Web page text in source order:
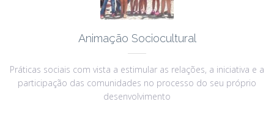
Animação Sociocultural
Práticas sociais com vista a estimular as relações, a iniciativa e a
participação das comunidades no processo do seu próprio
desenvolvimento